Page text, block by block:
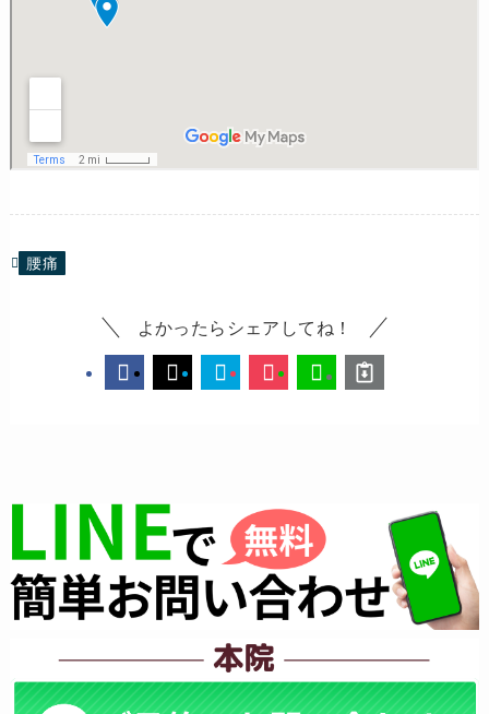
腰痛
よかったらシェアしてね！